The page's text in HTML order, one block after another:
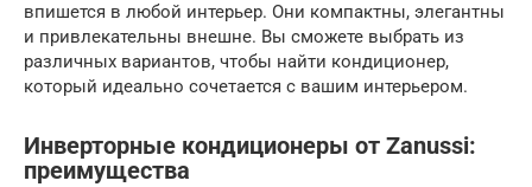
впишется в любой интерьер. Они компактны, элегантны
и привлекательны внешне. Вы сможете выбрать из
различных вариантов, чтобы найти кондиционер,
который идеально сочетается с вашим интерьером.
Инверторные кондиционеры от Zanussi:
преимущества